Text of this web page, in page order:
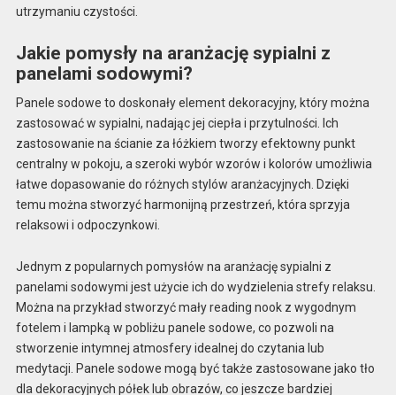
utrzymaniu czystości.
Jakie pomysły na aranżację sypialni z
panelami sodowymi?
Panele sodowe to doskonały element dekoracyjny, który można
zastosować w sypialni, nadając jej ciepła i przytulności. Ich
zastosowanie na ścianie za łóżkiem tworzy efektowny punkt
centralny w pokoju, a szeroki wybór wzorów i kolorów umożliwia
łatwe dopasowanie do różnych stylów aranżacyjnych. Dzięki
temu można stworzyć harmonijną przestrzeń, która sprzyja
relaksowi i odpoczynkowi.
Jednym z popularnych pomysłów na aranżację sypialni z
panelami sodowymi jest użycie ich do wydzielenia strefy relaksu.
Można na przykład stworzyć mały reading nook z wygodnym
fotelem i lampką w pobliżu panele sodowe, co pozwoli na
stworzenie intymnej atmosfery idealnej do czytania lub
medytacji. Panele sodowe mogą być także zastosowane jako tło
dla dekoracyjnych półek lub obrazów, co jeszcze bardziej